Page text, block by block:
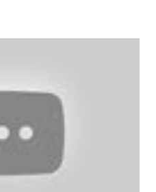
la ventana, así que es
ha confirmado que un
protestas violentas en
le habló. La